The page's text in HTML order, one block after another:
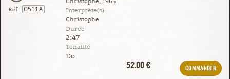
Réf : 0511A
Interprète(s)
Christophe
Durée
2:47
Tonalité
Do
52.00 €
COMMANDER